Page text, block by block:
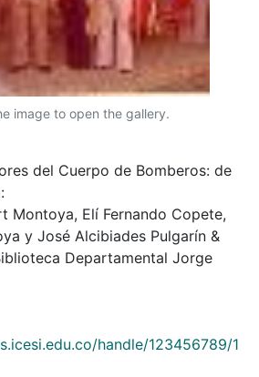
image to open the gallery.
del Cuerpo de Bomberos: de
Montoya, Elí Fernando Copete,
y José Alcibiades Pulgarín &
Departamental Jorge
handle/123456789/1